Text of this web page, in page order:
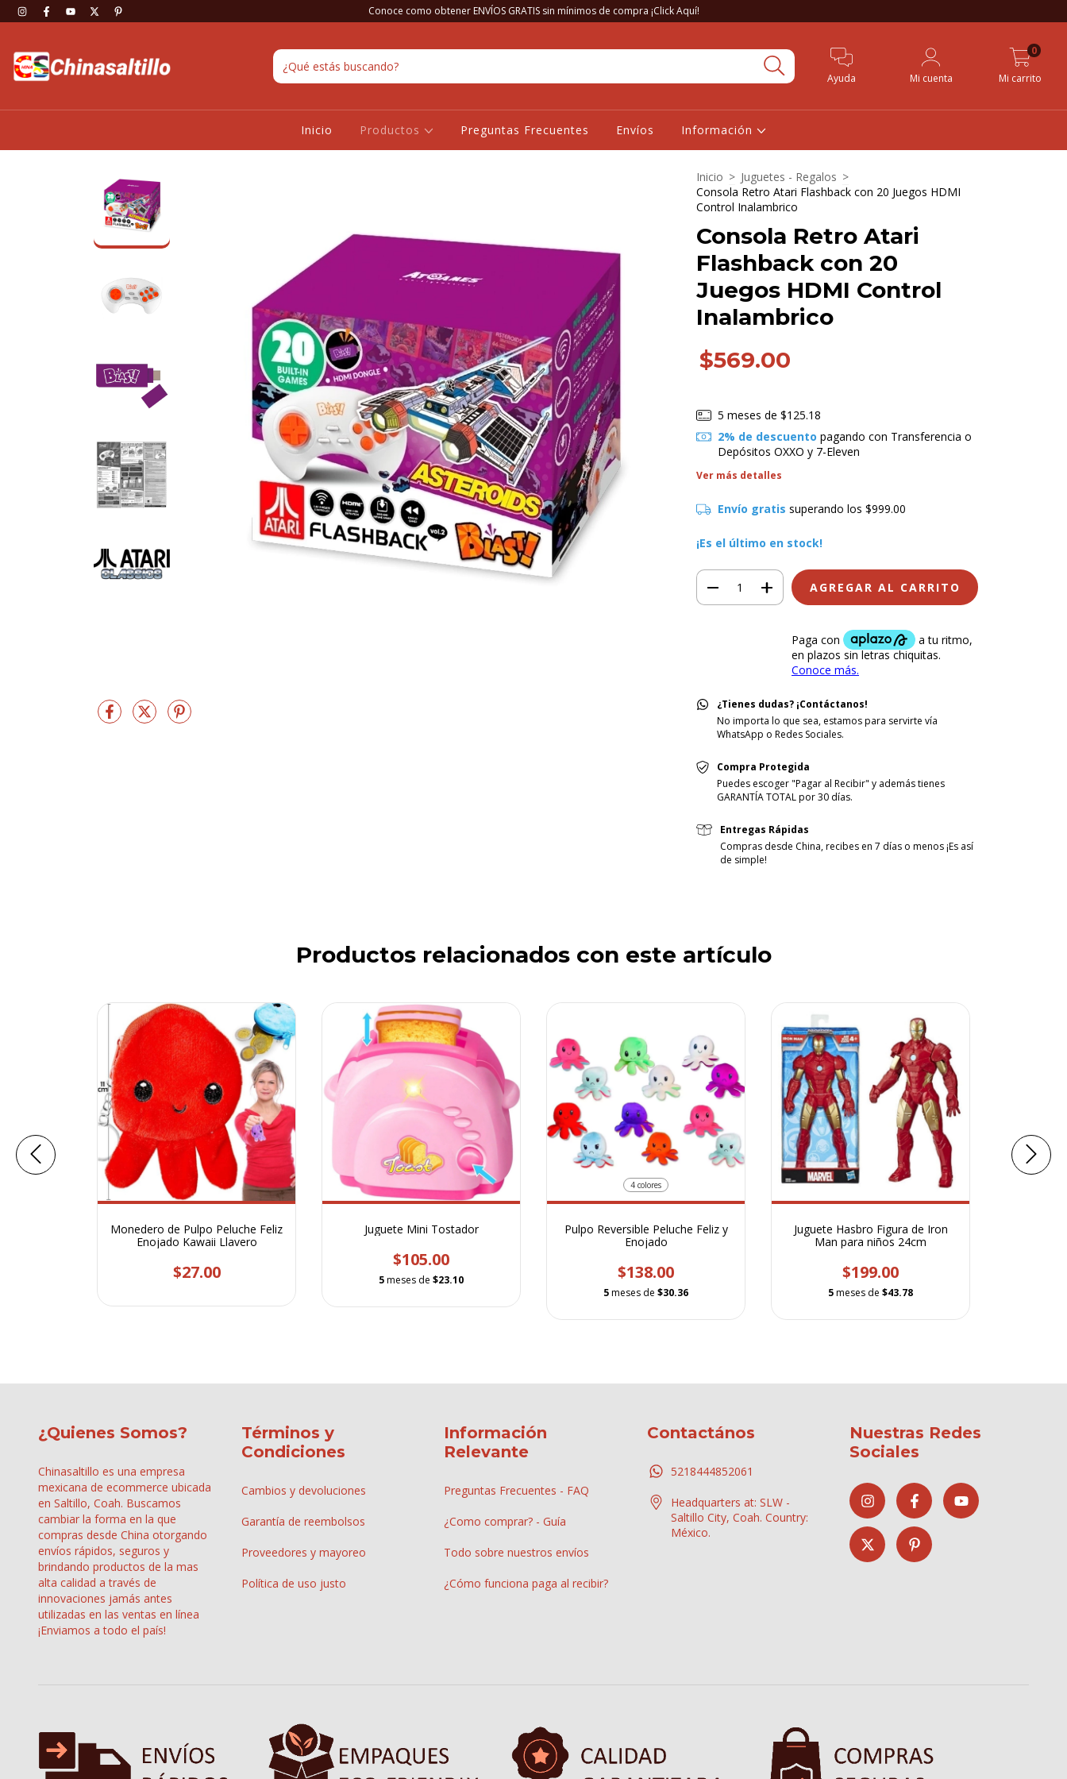
Conoce como obtener ENVÍOS GRATIS sin mínimos de compra ¡Click Aquí!
Ayuda Mi cuenta Mi carrito
0
Inicio Productos Preguntas Frecuentes Envíos Información
Inicio > Juguetes - Regalos >
Consola Retro Atari Flashback con 20 Juegos HDMI
Control Inalambrico
Consola Retro Atari
Flashback con 20
Juegos HDMI Control
Inalambrico
$569.00
5 meses de $125.18
2% de descuento pagando con Transferencia o
Depósitos OXXO y 7-Eleven
Ver más detalles
Envío gratis superando los $999.00
¡Es el último en stock!
¿Tienes dudas? ¡Contáctanos!
No importa lo que sea, estamos para servirte vía
WhatsApp o Redes Sociales.
Compra Protegida
Puedes escoger "Pagar al Recibir" y además tienes
GARANTÍA TOTAL por 30 días.
Entregas Rápidas
Compras desde China, recibes en 7 días o menos ¡Es así
de simple!
Productos relacionados con este artículo
Monedero de Pulpo Peluche Feliz
Enojado Kawaii Llavero
$27.00
Juguete Mini Tostador
$105.00
5meses de $23.10
4 colores
Pulpo Reversible Peluche Feliz y
Enojado
$138.00
5meses de $30.36
Juguete Hasbro Figura de Iron
Man para niños 24cm
$199.00
5meses de $43.78
¿Quienes Somos?
Chinasaltillo es una empresa
mexicana de ecommerce ubicada
en Saltillo, Coah. Buscamos
cambiar la forma en la que
compras desde China otorgando
envíos rápidos, seguros y
brindando productos de la mas
alta calidad a través de
innovaciones jamás antes
utilizadas en las ventas en línea
¡Enviamos a todo el país!
Términos y
Condiciones
Cambios y devoluciones
Garantía de reembolsos
Proveedores y mayoreo
Política de uso justo
Información
Relevante
Preguntas Frecuentes - FAQ
¿Como comprar? - Guía
Todo sobre nuestros envíos
¿Cómo funciona paga al recibir?
Contactános
5218444852061
Headquarters at: SLW -
Saltillo City, Coah. Country:
México.
Nuestras Redes
Sociales